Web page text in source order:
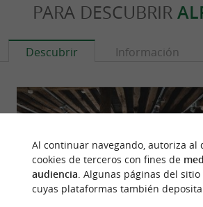
PARA DESCUBRIR
Descubrir Información
Al continuar navegando, autoriza al
cookies de terceros con fines de
audiencia. Algunas páginas del sitio
cuyas plataformas también